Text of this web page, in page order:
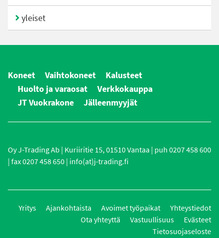
yleiset
Koneet Vaihtokoneet
Kalusteet
Huolto ja varaosat
Verkkokauppa
JT Vuokrakone
Jälleenmyyjät
Oy J-Trading Ab | Kuriiritie 15, 01510 Vantaa | puh 0207 458 600
| fax 0207 458 650 | info(at)j-trading.fi
Yritys Ajankohtaista Avoimet työpaikat
Yhteystiedot
Ota yhteyttä
Vastuullisuus
Evästeet
Tietosuojaseloste